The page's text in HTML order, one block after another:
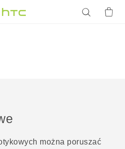
można poruszać